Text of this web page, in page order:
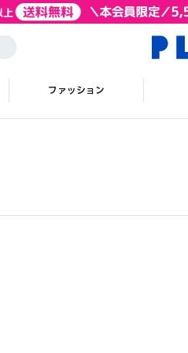
ファッション